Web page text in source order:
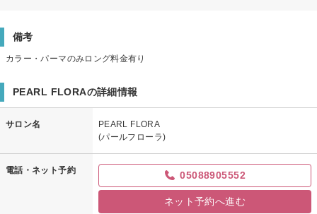
備考
カラー・パーマのみロング料金有り
PEARL FLORAの詳細情報
サロン名
PEARL FLORA
(パールフローラ)
電話・ネット予約 05088905552
ネット予約へ進む